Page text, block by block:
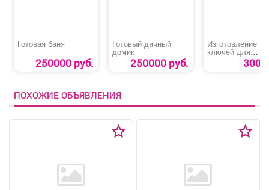
Готовая баня
250000 руб.
Готовый дачный
домик
250000 руб.
Изготовление
ключей для
домофонов300
ПОХОЖИЕ ОБЪЯВЛЕНИЯ